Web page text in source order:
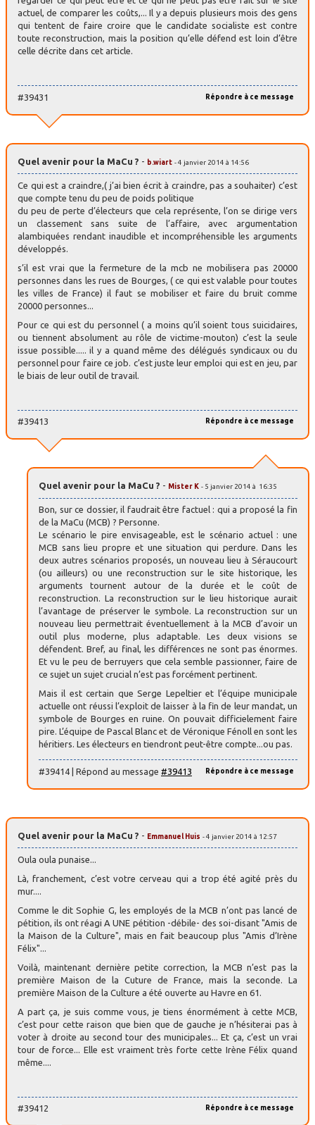
actuel, de comparer les coûts,... Il y a depuis plusieurs mois des gens
qui tentent de faire croire que le candidate socialiste est contre
toute reconstruction, mais la position qu’elle défend est loin d’être
celle décrite dans cet article.
Répondre à ce message
#39431
Quel avenir pour la MaCu ? - b.wiart - 4 janvier 2014 à 14:56
Ce qui est a craindre,( j’ai bien écrit à craindre, pas a souhaiter) c’est
que compte tenu du peu de poids politique
du peu de perte d’électeurs que cela représente, l’on se dirige vers
un classement sans suite de l’affaire, avec argumentation
alambiquées rendant inaudible et incompréhensible les arguments
développés.
s’il est vrai que la fermeture de la mcb ne mobilisera pas 20000
personnes dans les rues de Bourges, ( ce qui est valable pour toutes
les villes de France) il faut se mobiliser et faire du bruit comme
20000 personnes...
Pour ce qui est du personnel ( a moins qu’il soient tous suicidaires,
ou tiennent absolument au rôle de victime-mouton) c’est la seule
issue possible..... il y a quand même des délégués syndicaux ou du
personnel pour faire ce job. c’est juste leur emploi qui est en jeu, par
le biais de leur outil de travail.
Répondre à ce message
#39413
Quel avenir pour la MaCu ? - Mister K - 5 janvier 2014 à 16:35
Bon, sur ce dossier, il faudrait être factuel : qui a proposé la fin
de la MaCu (MCB) ? Personne.
Le scénario le pire envisageable, est le scénario actuel : une
MCB sans lieu propre et une situation qui perdure. Dans les
deux autres scénarios proposés, un nouveau lieu à Séraucourt
(ou ailleurs) ou une reconstruction sur le site historique, les
arguments tournent autour de la durée et le coût de
reconstruction. La reconstruction sur le lieu historique aurait
l’avantage de préserver le symbole. La reconstruction sur un
nouveau lieu permettrait éventuellement à la MCB d’avoir un
outil plus moderne, plus adaptable. Les deux visions se
défendent. Bref, au final, les différences ne sont pas énormes.
Et vu le peu de berruyers que cela semble passionner, faire de
ce sujet un sujet crucial n’est pas forcément pertinent.
Mais il est certain que Serge Lepeltier et l’équipe municipale
actuelle ont réussi l’exploit de laisser à la fin de leur mandat, un
symbole de Bourges en ruine. On pouvait difficielement faire
pire. L’équipe de Pascal Blanc et de Véronique Fénoll en sont les
héritiers. Les électeurs en tiendront peut-être compte...ou pas.
Répondre à ce message
#39414 | Répond au message #39413
Quel avenir pour la MaCu ? - Emmanuel Huis - 4 janvier 2014 à 12:57
Oula oula punaise...
Là, franchement, c’est votre cerveau qui a trop été agité près du
mur....
Comme le dit Sophie G, les employés de la MCB n’ont pas lancé de
pétition, ils ont réagi A UNE pétition -débile- des soi-disant "Amis de
la Maison de la Culture", mais en fait beaucoup plus "Amis d’Irène
Félix"...
Voilà, maintenant dernière petite correction, la MCB n’est pas la
première Maison de la Cuture de France, mais la seconde. La
première Maison de la Culture a été ouverte au Havre en 61.
A part ça, je suis comme vous, je tiens énormément à cette MCB,
c’est pour cette raison que bien que de gauche je n’hésiterai pas à
voter à droite au second tour des municipales... Et ça, c’est un vrai
tour de force... Elle est vraiment très forte cette Irène Félix quand
même....
Répondre à ce message
#39412